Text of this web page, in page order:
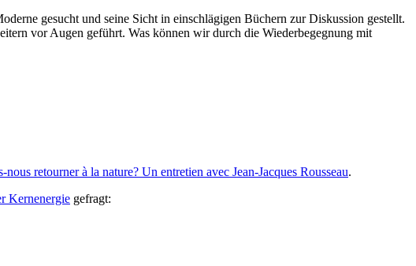
gesucht und seine Sicht in einschlägigen Büchern zur Diskussion gestellt.
vor Augen geführt. Was können wir durch die Wiederbegegnung mit
nous retourner à la nature? Un entretien avec Jean-Jacques Rousseau.
Kernenergie gefragt: